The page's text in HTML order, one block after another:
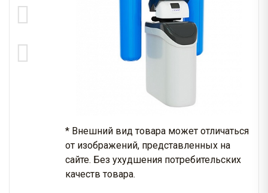
* Внешний вид товара может отличаться
от изображений, представленных на
сайте. Без ухудшения потребительских
качеств товара.